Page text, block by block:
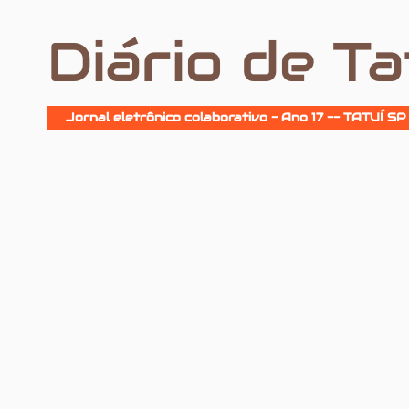
Diário de
Jornal eletrônico colaborativo - Ano 17 -- TATUÍ SP